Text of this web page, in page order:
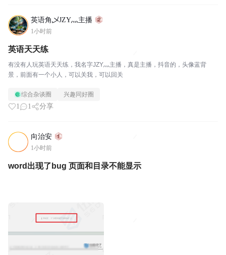
英语角乄JZY灬主播
1小时前
英语天天练
有没有人玩英语天天练，我名字JZY灬主播，真是主播，抖音的，头像蓝背
景，前面有一个小人，可以关我，可以回关
综合杂谈圈 兴趣同好圈
1 1 分享
向治安
1小时前
word出现了bug 页面和目录不能显示